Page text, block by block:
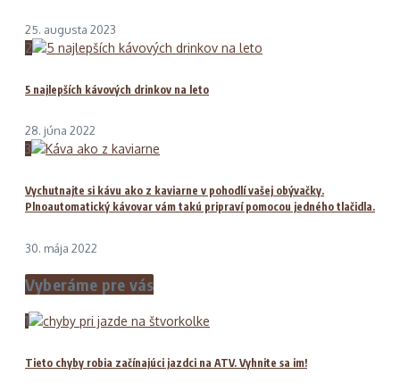
25. augusta 2023
2
5 najlepších kávových drinkov na leto
28. júna 2022
3
Vychutnajte si kávu ako z kaviarne v pohodlí vašej obývačky.
Plnoautomatický kávovar vám takú pripraví pomocou jedného tlačidla.
30. mája 2022
Vyberáme pre vás
1
Tieto chyby robia začínajúci jazdci na ATV. Vyhnite sa im!